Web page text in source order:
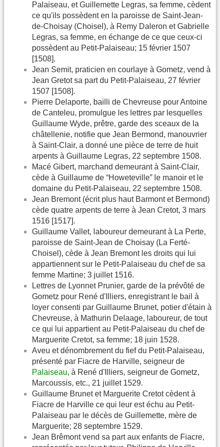
Palaiseau, et Guillemette Legras, sa femme, cèdent
ce qu'ils possèdent en la paroisse de Saint-Jean-
de-Choisay (Choisel), à Remy Daleron et Gabrielle
Legras, sa femme, en échange de ce que ceux-ci
possèdent au Petit-Palaiseau; 15 février 1507
[1508].
Jean Semit, praticien en courlaye à Gometz, vend à
Jean Gretot sa part du Petit-Palaiseau, 27 février
1507 [1508].
Pierre Delaporte, bailli de Chevreuse pour Antoine
de Canteleu, promulgue les lettres par lesquelles
Guillaume Wyde, prêtre, garde des sceaux de la
châtellenie, notifie que Jean Bermond, manouvrier
à Saint-Clair, a donné une pièce de terre de huit
arpents à Guillaume Legras, 22 septembre 1508.
Macé Gibert, marchand demeurant à Saint-Clair,
cède à Guillaume de “Howeteville” le manoir et le
domaine du Petit-Palaiseau, 22 septembre 1508.
Jean Bremont (écrit plus haut Barmont et Bermond)
cède quatre arpents de terre à Jean Cretot, 3 mars
1516 [1517].
Guillaume Vallet, laboureur demeurant à La Perte,
paroisse de Saint-Jean de Choisay (La Ferté-
Choisel), cède à Jean Bremont les droits qui lui
appartiennent sur le Petit-Palaiseau du chef de sa
femme Martine; 3 juillet 1516.
Lettres de Lyonnet Prunier, garde de la prévôté de
Gometz pour René d'Illiers, enregistrant le bail à
loyer consenti par Guillaume Brunet, potier d'étain à
Chevreuse, à Mathurin Delaage, laboureur, de tout
ce qui lui appartient au Petit-Palaiseau du chef de
Marguerite Cretot, sa femme; 18 juin 1528.
Aveu et dénombrement du fief du Petit-Palaiseau,
présenté par Fiacre de Harville, seigneur de
Palaiseau, à René d'Illiers, seigneur de Gometz,
Marcoussis, etc., 21 juillet 1529.
Guillaume Brunet et Marguerite Cretot cèdent à
Fiacre de Harville ce qui leur est échu au Petit-
Palaiseau par le décès de Guillemette, mère de
Marguerite; 28 septembre 1529.
Jean Brêmont vend sa part aux enfants de Fiacre,